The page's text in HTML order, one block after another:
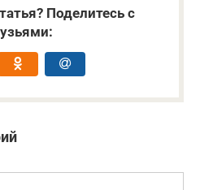
Поделитесь с